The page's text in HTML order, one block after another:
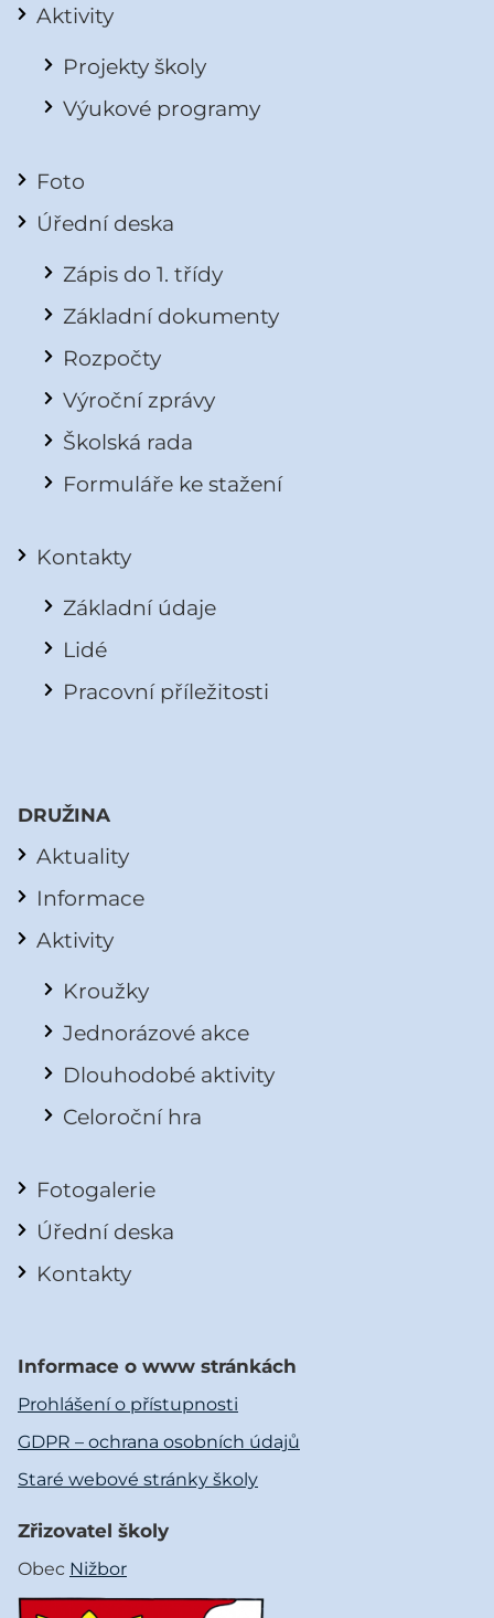
Aktivity
Projekty školy
Výukové programy
Foto
Úřední deska
Zápis do 1. třídy
Základní dokumenty
Rozpočty
Výroční zprávy
Školská rada
Formuláře ke stažení
Kontakty
Základní údaje
Lidé
Pracovní příležitosti
DRUŽINA
Aktuality
Informace
Aktivity
Kroužky
Jednorázové akce
Dlouhodobé aktivity
Celoroční hra
Fotogalerie
Úřední deska
Kontakty
Informace o www stránkách
Prohlášení o přístupnosti
GDPR – ochrana osobních údajů
Staré webové stránky školy
Zřizovatel školy
Obec Nižbor